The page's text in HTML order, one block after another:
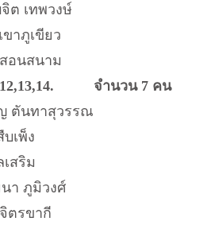
เทพวงษ์
ภูเขียว
นสนาม
จำนวน 7 คน
นทาสุวรรณ
เพ็ง
สริม
ภูมิวงศ์
รขากี